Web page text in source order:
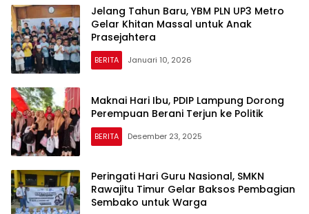
Jelang Tahun Baru, YBM PLN UP3 Metro
Gelar Khitan Massal untuk Anak
Prasejahtera
BERITA Januari 10, 2026
Maknai Hari Ibu, PDIP Lampung Dorong
Perempuan Berani Terjun ke Politik
BERITA Desember 23, 2025
Peringati Hari Guru Nasional, SMKN
Rawajitu Timur Gelar Baksos Pembagian
Sembako untuk Warga